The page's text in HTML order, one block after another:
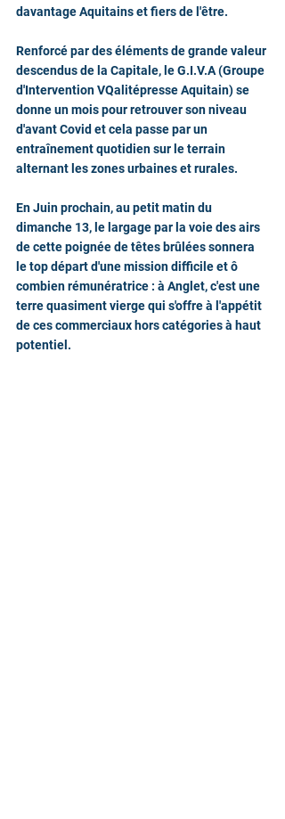
davantage Aquitains et fiers de l'être.
Renforcé par des éléments de grande valeur
descendus de la Capitale, le G.I.V.A (Groupe
d'Intervention VQalitépresse Aquitain) se
donne un mois pour retrouver son niveau
d'avant Covid et cela passe par un
entraînement quotidien sur le terrain
alternant les zones urbaines et rurales.
En Juin prochain, au petit matin du
dimanche 13, le largage par la voie des airs
de cette poignée de têtes brûlées sonnera
le top départ d'une mission difficile et ô
combien rémunératrice : à Anglet, c'est une
terre quasiment vierge qui s'offre à l'appétit
de ces commerciaux hors catégories à haut
potentiel.